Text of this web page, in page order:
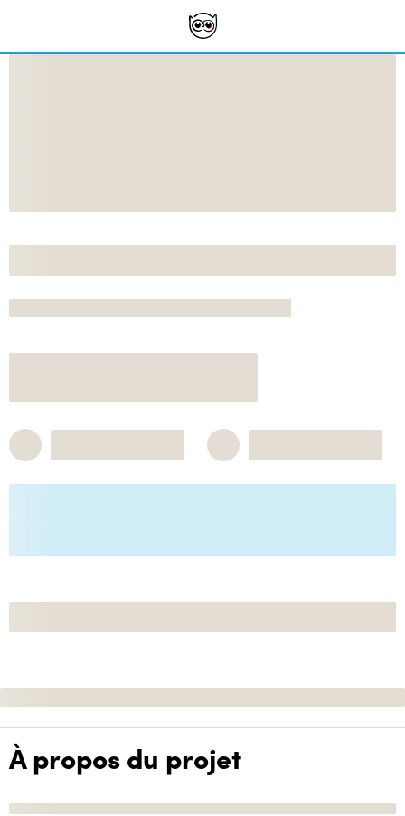
À propos du projet